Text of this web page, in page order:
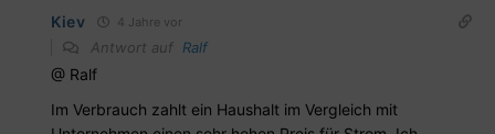
Kiev 4 Jahre vor
Antwort auf Ralf
@ Ralf
Im Verbrauch zahlt ein Haushalt im Vergleich mit